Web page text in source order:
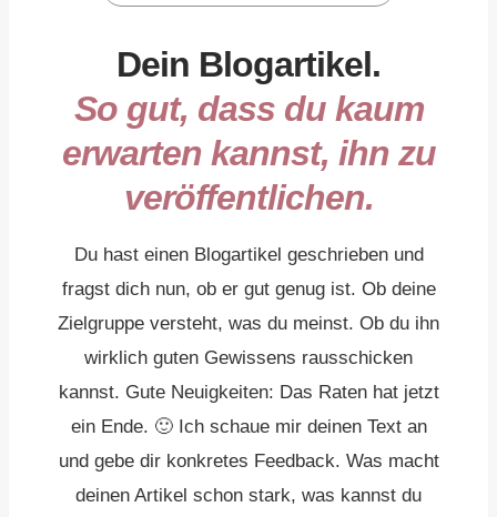
Dein Blogartikel.
So gut, dass du kaum
erwarten kannst, ihn zu
veröffentlichen.
Du hast einen Blogartikel geschrieben und
fragst dich nun, ob er gut genug ist. Ob deine
Zielgruppe versteht, was du meinst. Ob du ihn
wirklich guten Gewissens rausschicken
kannst. Gute Neuigkeiten: Das Raten hat jetzt
ein Ende. 🙂 Ich schaue mir deinen Text an
und gebe dir konkretes Feedback. Was macht
deinen Artikel schon stark, was kannst du